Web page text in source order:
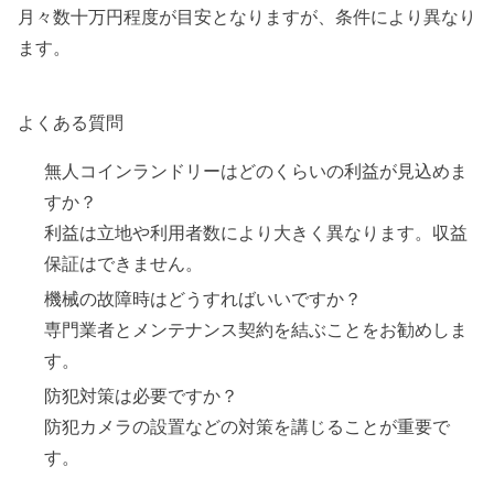
月々数十万円程度が目安となりますが、条件により異なり
ます。
よくある質問
無人コインランドリーはどのくらいの利益が見込めま
すか？
利益は立地や利用者数により大きく異なります。収益
保証はできません。
機械の故障時はどうすればいいですか？
専門業者とメンテナンス契約を結ぶことをお勧めしま
す。
防犯対策は必要ですか？
防犯カメラの設置などの対策を講じることが重要で
す。